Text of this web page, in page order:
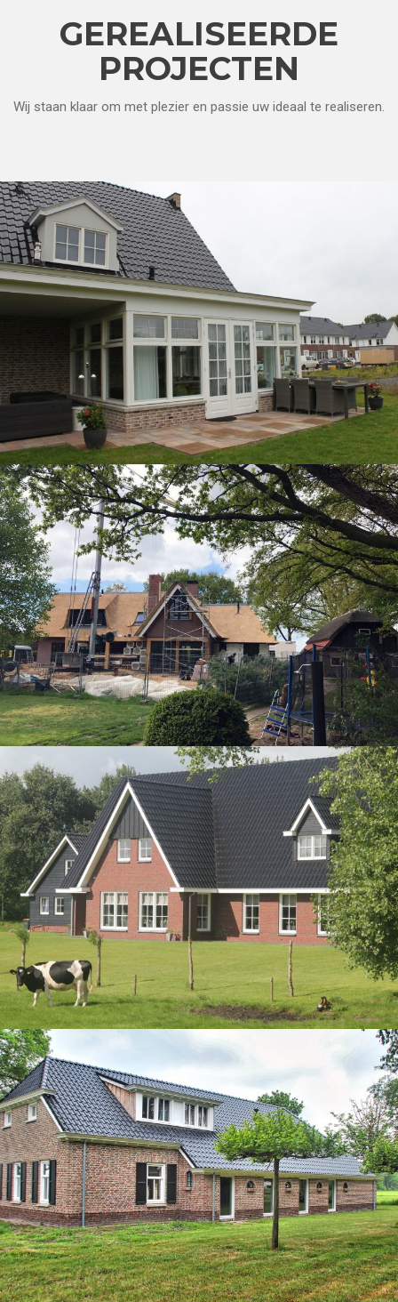
GEREALISEERDE
PROJECTEN
Wij staan klaar om met plezier en passie uw ideaal te realiseren.